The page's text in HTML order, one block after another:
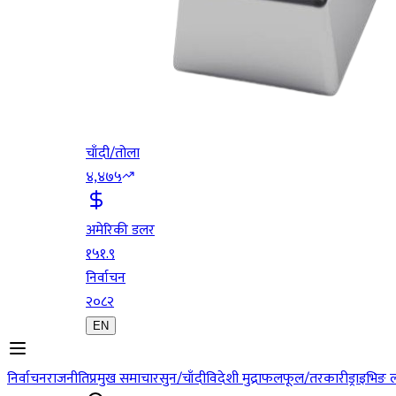
चाँदी/तोला
४,४७५
अमेरिकी डलर
१५१.९
निर्वाचन
२०८२
EN
निर्वाचनराजनीतिप्रमुख समाचारसुन/चाँदीविदेशी मुद्राफलफूल/तरकारी